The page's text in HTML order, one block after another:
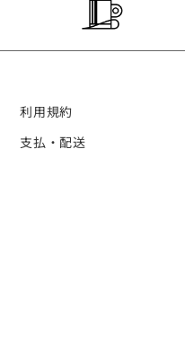
利用規約
支払・配送